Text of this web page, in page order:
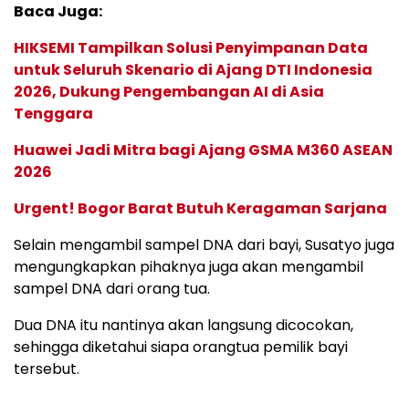
Baca Juga:
HIKSEMI Tampilkan Solusi Penyimpanan Data
untuk Seluruh Skenario di Ajang DTI Indonesia
2026, Dukung Pengembangan AI di Asia
Tenggara
Huawei Jadi Mitra bagi Ajang GSMA M360 ASEAN
2026
Urgent! Bogor Barat Butuh Keragaman Sarjana
Selain mengambil sampel DNA dari bayi, Susatyo juga
mengungkapkan pihaknya juga akan mengambil
sampel DNA dari orang tua.
Dua DNA itu nantinya akan langsung dicocokan,
sehingga diketahui siapa orangtua pemilik bayi
tersebut.